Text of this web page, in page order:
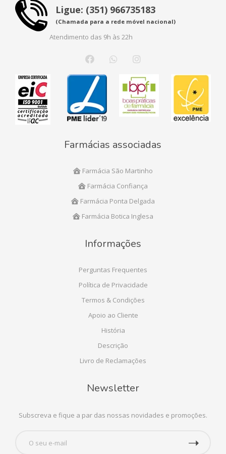
Ligue: (351) 966735183
(Chamada para a rede móvel nacional)
Atendimento das 9h às 22h
Farmácias associadas
Farmácia São Martinho
Farmácia Confiança
Farmácia Ponta Delgada
Farmácia Botica Inglesa
Informações
Perguntas Frequentes
Política de Privacidade
Termos & Condições
Apoio ao Cliente
História
Descrição
Livro de Reclamações
Newsletter
Subscreva e fique a par das nossas novidades e promoções.